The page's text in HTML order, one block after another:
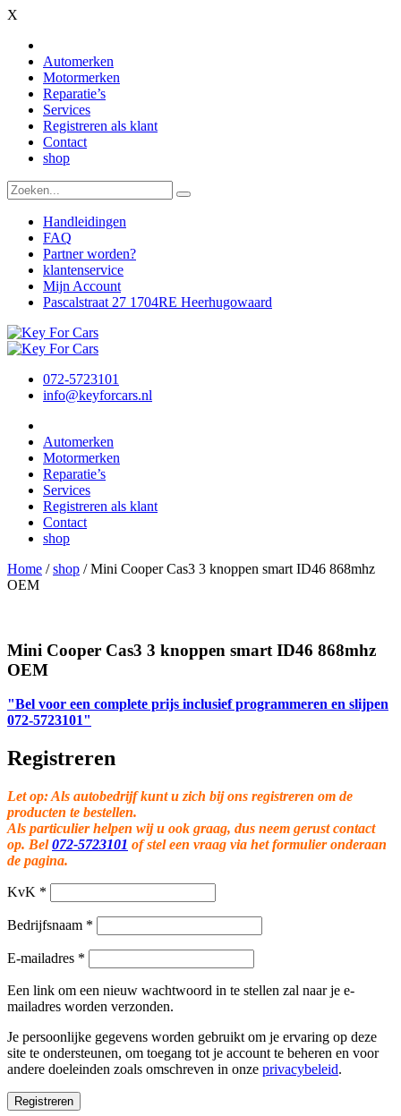
X
Automerken
Motormerken
Reparatie’s
Services
Registreren als klant
Contact
shop
Handleidingen
FAQ
Partner worden?
klantenservice
Mijn Account
Pascalstraat 27 1704RE Heerhugowaard
072-5723101
info@keyforcars.nl
Automerken
Motormerken
Reparatie’s
Services
Registreren als klant
Contact
shop
Home /shop /Mini Cooper Cas3 3 knoppen smart ID46 868mhz
OEM
Mini Cooper Cas3 3 knoppen smart ID46 868mhz
OEM
"Bel voor een complete prijs inclusief programmeren en slijpen
072-5723101"
Registreren
Let op: Als autobedrijf kunt u zich bij ons registreren om de
producten te bestellen.
Als particulier helpen wij u ook graag, dus neem gerust contact
op. Bel072-5723101 of stel een vraag via het formulier onderaan
de pagina.
KvK *
Bedrijfsnaam *
E-mailadres *
Een link om een nieuw wachtwoord in te stellen zal naar je e-
mailadres worden verzonden.
Je persoonlijke gegevens worden gebruikt om je ervaring op deze
site te ondersteunen, om toegang tot je account te beheren en voor
andere doeleinden zoals omschreven in onze privacybeleid.
Registreren